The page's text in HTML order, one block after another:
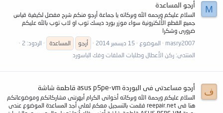
M أرجو المساعدة
السلام عليكم ورحمه الله وبركاته يا جماعة أرجو منكم شرح مفصل لكيفية قياس
جميع القطع الألكترونية سواء موزر بورد ديسك توب او لاب توب بالله عليكم
ضرورى وشكرا
masry2007
الموضوع 15 ديسمبر 2014 أرجو المساعدة
الردود: 2
المنتدى: ركن الأعطال وطلبات الملفات وفك الباسورد
ف أرجو مساعدتى فى البوردة asus p5pe-vm قاطعة شاشة
السلام عليكم ورحمة الله وبركاته أخوانى الكرام أبهرتنى مشاركاتكم وموضوعاتكم
هنا فى reepair.net فقمت بالتسجيل معكم لعلى أجد المساعدة الموضوع عندى